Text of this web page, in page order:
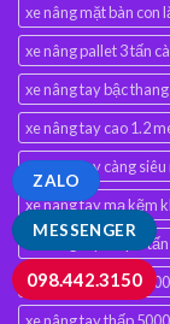
xe nâng mặt bàn con
xe nâng pallet 3 tấn
xe nâng tay bậc
xe nâng tay cao 1.2
xe nâng tay càng
xe nâng tay mạ kẽm
xe nâng tay thấp 5 tấn
xe nâng tay thấp
MESSENGER
ZALO
098.442.3150